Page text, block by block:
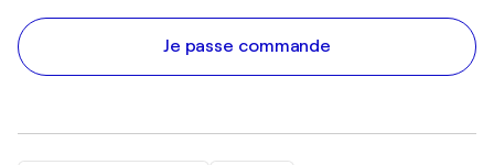
Je passe commande